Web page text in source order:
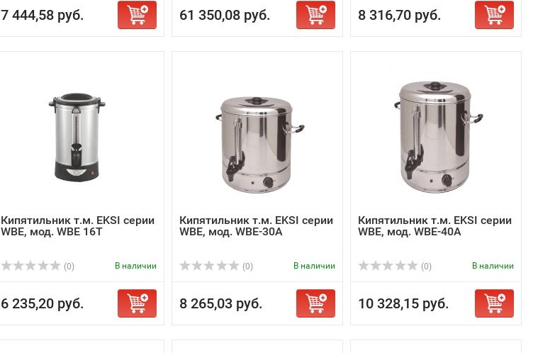
7 444,58 руб. 61 350,08 руб. 8 316,70 руб.
Кипятильник т.м. EKSI серии
WBE, мод. WBE 16T
(0) В наличии
6 235,20 руб.
Кипятильник т.м. EKSI серии
WBE, мод. WBE-30A
(0) В наличии
8 265,03 руб.
Кипятильник т.м. EKSI серии
WBE, мод. WBE-40A
(0) В наличии
10 328,15 руб.